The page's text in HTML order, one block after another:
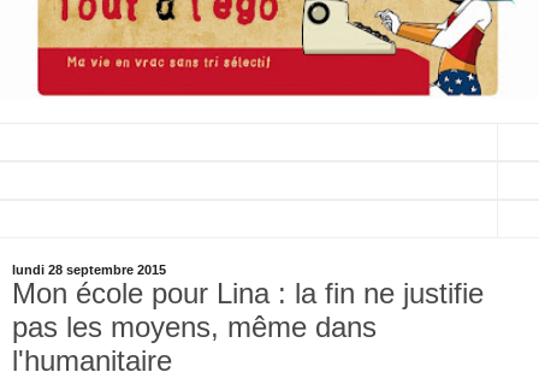
lundi 28 septembre 2015
Mon école pour Lina : la fin ne justifie
pas les moyens, même dans
l'humanitaire